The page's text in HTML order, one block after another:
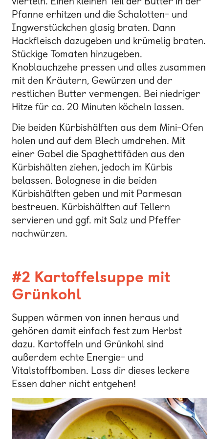
Pfanne erhitzen und die Schalotten- und
Ingwerstückchen glasig braten. Dann
Hackfleisch dazugeben und krümelig braten.
Stückige Tomaten hinzugeben.
Knoblauchzehe pressen und alles zusammen
mit den Kräutern, Gewürzen und der
restlichen Butter vermengen. Bei niedriger
Hitze für ca. 20 Minuten köcheln lassen.
Die beiden Kürbishälften aus dem Mini-Ofen
holen und auf dem Blech umdrehen. Mit
einer Gabel die Spaghettifäden aus den
Kürbishälten ziehen, jedoch im Kürbis
belassen. Bolognese in die beiden
Kürbishälften geben und mit Parmesan
bestreuen. Kürbishälften auf Tellern
servieren und ggf. mit Salz und Pfeffer
nachwürzen.
#2 Kartoffelsuppe mit
Grünkohl
Suppen wärmen von innen heraus und
gehören damit einfach fest zum Herbst
dazu. Kartoffeln und Grünkohl sind
außerdem echte Energie- und
Vitalstoffbomben. Lass dir dieses leckere
Essen daher nicht entgehen!